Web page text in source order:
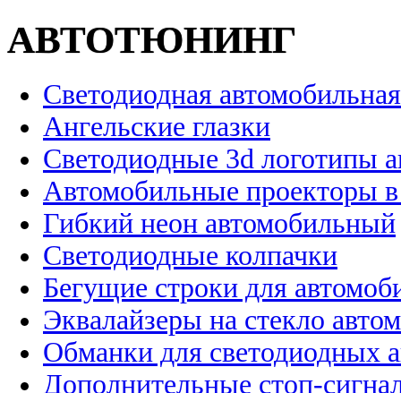
АВТОТЮНИНГ
Светодиодная
Ангельские глазки
Светодиодные 3d логотипы
Автомобильные проекторы
Гибкий неон автомобильный
Светодиодные колпачки
Бегущие строки для
Эквалайзеры на стекло
Обманки для светодиодных
Дополнительные стоп-